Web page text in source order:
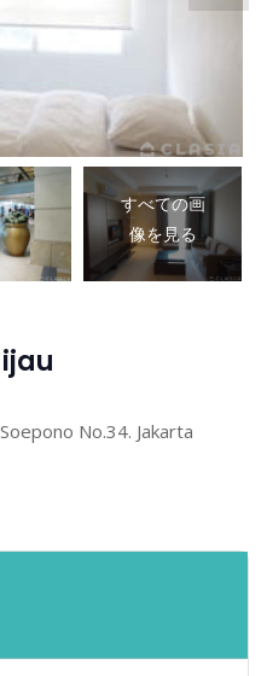
すべての画
像を見る
No.34. Jakarta